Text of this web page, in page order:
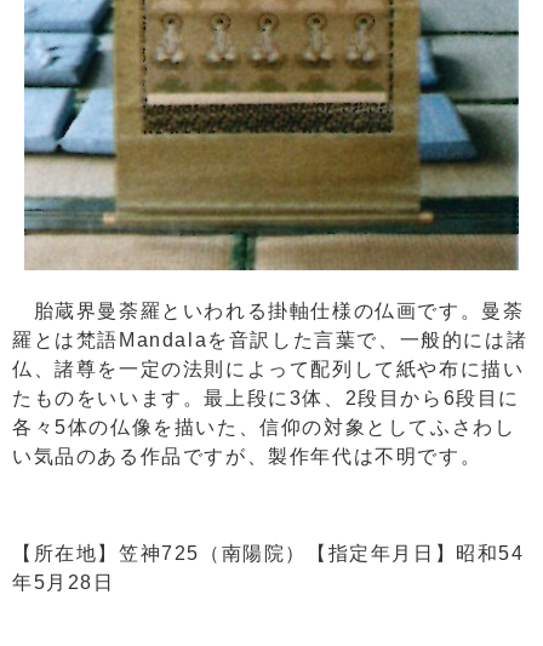
胎蔵界曼荼羅といわれる掛軸仕様の仏画です。曼荼
羅とは梵語Mandalaを音訳した言葉で、一般的には諸
仏、諸尊を一定の法則によって配列して紙や布に描い
たものをいいます。最上段に3体、2段目から6段目に
各々5体の仏像を描いた、信仰の対象としてふさわし
い気品のある作品ですが、製作年代は不明です。
【所在地】笠神725（南陽院）【指定年月日】昭和54
年5月28日